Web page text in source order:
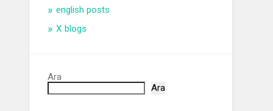
english posts
X blogs
Ara
Ara